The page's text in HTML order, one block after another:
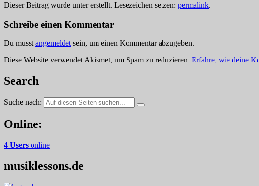
Dieser Beitrag wurde unter erstellt. Lesezeichen setzen: permalink.
Schreibe einen Kommentar
Du musst angemeldet sein, um einen Kommentar abzugeben.
Diese Website verwendet Akismet, um Spam zu reduzieren. Erfahre, wie deine
Search
Suche nach:
Online:
4 Users online
musiklessons.de